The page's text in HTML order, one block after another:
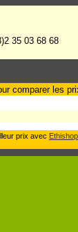
35 03 68 68
comparer les
prix avec Ethishop